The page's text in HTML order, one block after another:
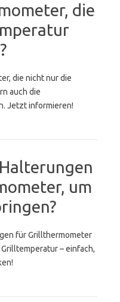
die
die nicht nur die
auch die
Jetzt informieren!
um
für Grillthermometer
– einfach,